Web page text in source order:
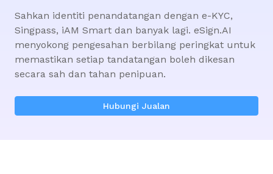
Sahkan identiti penandatangan dengan e-KYC,
Singpass, iAM Smart dan banyak lagi. eSign.AI
menyokong pengesahan berbilang peringkat untuk
memastikan setiap tandatangan boleh dikesan
secara sah dan tahan penipuan.
Hubungi Jualan